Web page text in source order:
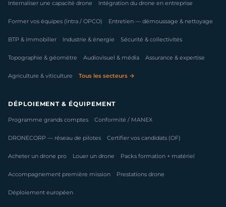
Internaliser une capacité drone Intégration du drone en entreprise
Former vos équipes (intra / OPCO) Entretien — démoussage & nettoyage
BTP & immobilier Industrie & énergie Sécurité & collectivités
Topographie & géomètre Audiovisuel & média Assurance & expertise
Agriculture & viticulture Tous les secteurs →
DÉPLOIEMENT & ÉQUIPEMENT
Programme grands comptes Conformité / MANEX
DRONECORP — réseau de pilotes Certifier vos candidats (OF)
Acheter un drone pro Louer un drone Packs formation + matériel
Accompagnement première mission Prestations drone
Déploiement européen